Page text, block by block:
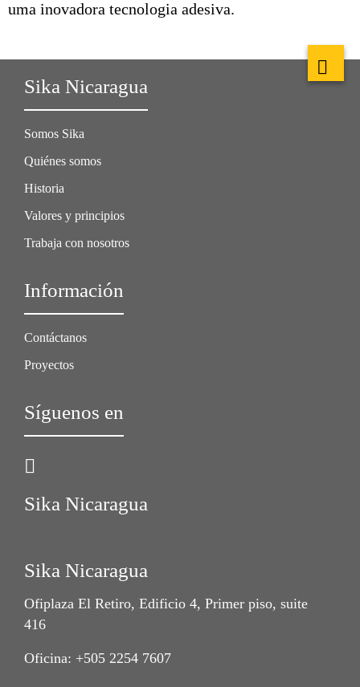
uma inovadora tecnologia adesiva.
Sika Nicaragua
Somos Sika
Quiénes somos
Historia
Valores y principios
Trabaja con nosotros
Información
Contáctanos
Proyectos
Síguenos en
Sika Nicaragua
Sika Nicaragua
Ofiplaza El Retiro, Edificio 4, Primer piso, suite
416
Oficina: +505 2254 7607